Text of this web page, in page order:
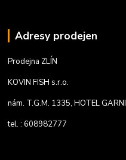
Adresy prodejen
Prodejna ZLÍN
KOVIN FISH s.r.o.
nám. T.G.M. 1335, HOTEL GARNI
tel. : 608982777